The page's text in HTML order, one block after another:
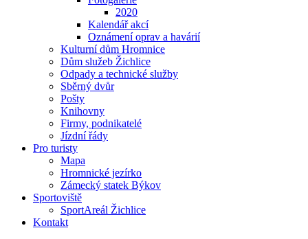
2020
Kalendář akcí
Oznámení oprav a havárií
Kulturní dům Hromnice
Dům služeb Žichlice
Odpady a technické služby
Sběrný dvůr
Pošty
Knihovny
Firmy, podnikatelé
Jízdní řády
Pro turisty
Mapa
Hromnické jezírko
Zámecký statek Býkov
Sportoviště
SportAreál Žichlice
Kontakt